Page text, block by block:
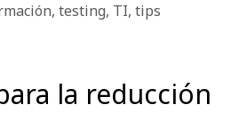
, testing, TI, tips
la reducción